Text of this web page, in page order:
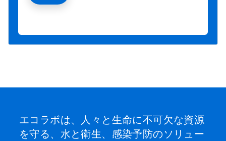
エコラボは、人々と生命に不可欠な資源
を守る、水と衛生、感染予防のソリュー